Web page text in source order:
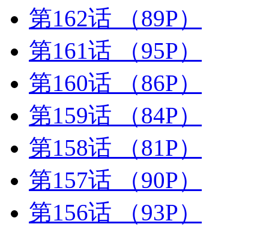
第162话
（89P）
第161话
（95P）
第160话
（86P）
第159话
（84P）
第158话
（81P）
第157话
（90P）
第156话
（93P）